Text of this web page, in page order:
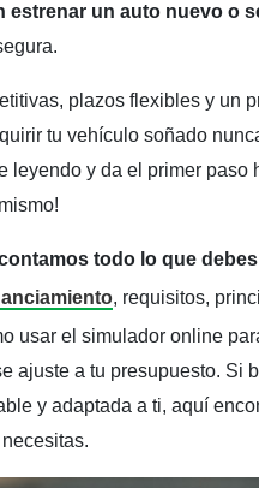
estrenar un auto nuevo o
plazos flexibles y un
tu vehículo soñado
leyendo y da el primer paso
todo lo que debes
, requisitos,
usar el simulador online
ajuste a tu presupuesto. Si
y adaptada a ti, aquí